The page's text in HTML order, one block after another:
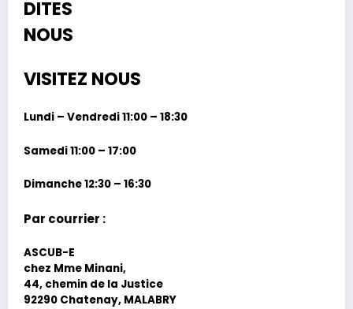
DITES
NOUS
VISITEZ NOUS
Lundi – Vendredi 11:00 – 18:30
Samedi 11:00 – 17:00
Dimanche 12:30 – 16:30
Par courrier :
ASCUB-E
chez Mme Minani,
44, chemin de la Justice
92290 Chatenay, MALABRY